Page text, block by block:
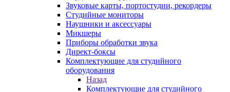
Звуковые карты, портостудии, рекордеры
Студийные мониторы
Наушники и аксессуары
Микшеры
Приборы обработки звука
Директ-боксы
Комплектующие для студийного
оборудования
Назад
Комплектующие для студийного